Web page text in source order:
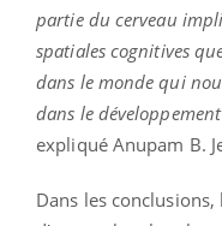
partie du cerveau
spatiales cognitives
dans le monde qui
dans le
expliqué Anupam B.
Dans les